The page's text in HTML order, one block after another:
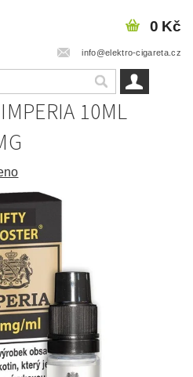
info@elektro-cigareta.cz
0 Kč
10ML